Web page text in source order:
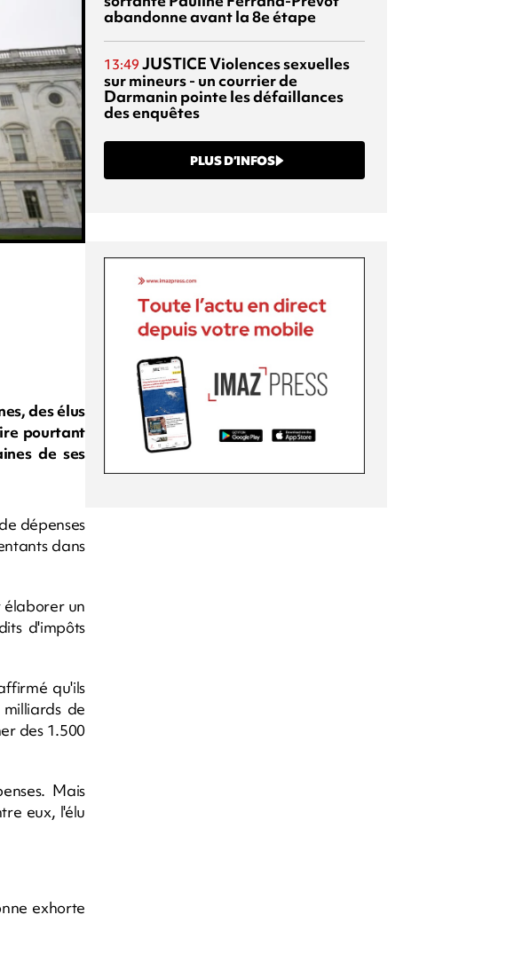
des élus
pourtant
de ses
dépenses
dans
élaborer un
d'impôts
qu'ils
de
des 1.500
Mais
eux, l'élu
exhorte
abandonne avant la 8e étape
13:49 JUSTICEViolences sexuelles
sur mineurs - un courrier de
Darmanin pointe les défaillances
des enquêtes
PLUS D’INFOS